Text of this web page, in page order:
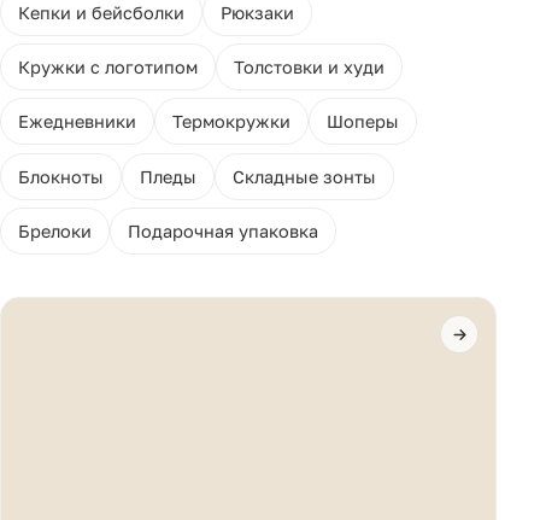
Кепки и бейсболки Рюкзаки
Кружки с логотипом Толстовки и худи
Ежедневники Термокружки Шоперы
Блокноты Пледы Складные зонты
Брелоки Подарочная упаковка